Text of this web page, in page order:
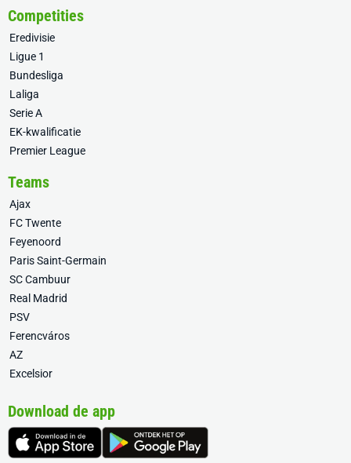
Competities
Eredivisie
Ligue 1
Bundesliga
Laliga
Serie A
EK-kwalificatie
Premier League
Teams
Ajax
FC Twente
Feyenoord
Paris Saint-Germain
SC Cambuur
Real Madrid
PSV
Ferencváros
AZ
Excelsior
Download de app